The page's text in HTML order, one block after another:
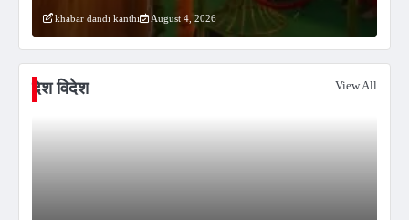
khabar dandi kanthi August 4, 2026
देश विदेश View All